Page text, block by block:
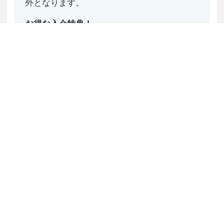
お得な入会特典！